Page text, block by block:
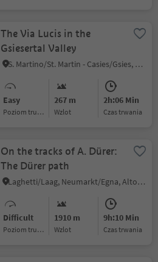
The Via Lucis in the
Gsiesertal Valley
S. Martino/St. Martin - Casies/Gsies, Gsies/Valle di Casies
Easy
Poziom trudności
267 m
Wzlot
2h:06 Min
czas trwania
On the tracks of A. Dürer:
The Dürer path
Laghetti/Laag, Neumarkt/Egna, Alto Adige Wine Road
Difficult
Poziom trudności
1910 m
Wzlot
9h:10 Min
czas trwania